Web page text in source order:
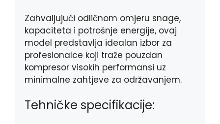
Zahvaljujući odličnom omjeru snage,
kapaciteta i potrošnje energije, ovaj
model predstavlja idealan izbor za
profesionalce koji traže pouzdan
kompresor visokih performansi uz
minimalne zahtjeve za održavanjem.
Tehničke specifikacije: